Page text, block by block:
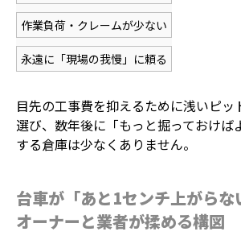
作業負荷・クレームが少ない
永遠に「現場の我慢」に頼る
目先の工事費を抑えるために浅いピッ
選び、数年後に「もっと掘っておけば
する倉庫は少なくありません。
台車が「あと1センチ上がらな
オーナーと業者が揉める構図